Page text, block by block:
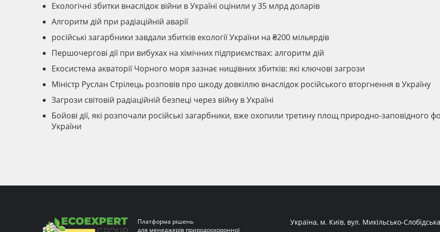
Екологічні збитки внаслідок війни в Україні оцінили у 35 млрд доларів
Алгоритм дій при радіаційній аварії
російські загарбники завдали збитків екології України на ₴200 мільярдів
Першочергові дії при вибухах на хімічних підприємствах: алгоритм дій
Екосистема акваторії Чорного моря зазнає нищівних збитків: які ключові загрози
Міністр Руслан Стрілець розповів про шкоду довкіллю внаслідок російського вторгнення в Україну
Загрози світовій радіаційній безпеці через війну в Україні
Бойові дії, які розпочали російські загарбники, вже охопили третину площ природно-заповідного
України
Платформа рішень
для менеджерів природоохоронної
Україна, м. Київ, вул. Микільсько-